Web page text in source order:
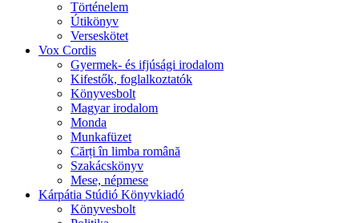
Történelem
Útikönyv
Verseskötet
Vox Cordis
Gyermek- és ifjúsági irodalom
Kifestők, foglalkoztatók
Könyvesbolt
Magyar irodalom
Monda
Munkafüzet
Cărți în limba română
Szakácskönyv
Mese, népmese
Kárpátia Stúdió Könyvkiadó
Könyvesbolt